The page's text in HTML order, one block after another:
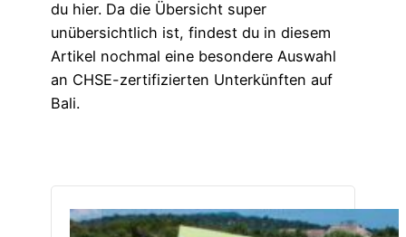
du hier. Da die Übersicht super
unübersichtlich ist, findest du in diesem
Artikel nochmal eine besondere Auswahl
an CHSE-zertifizierten Unterkünften auf
Bali.